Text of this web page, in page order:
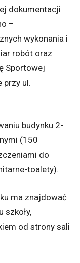
dokumentacji
–
wykonania i
robót oraz
Sportowej
przy ul.
budynku 2-
(150
do
toalety).
ma znajdować
szkoły,
od strony sali